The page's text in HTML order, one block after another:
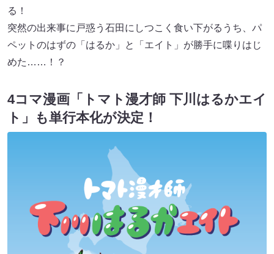
る！
突然の出来事に戸惑う石田にしつこく食い下がるうち、パ
ペットのはずの「はるか」と「エイト」が勝手に喋りはじ
めた……！？
4コマ漫画「トマト漫才師 下川はるかエイ
ト」も単行本化が決定！